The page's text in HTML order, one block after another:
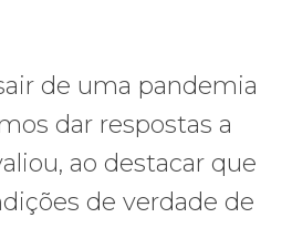
de uma pandemia
dar respostas a
ao destacar que
de verdade de